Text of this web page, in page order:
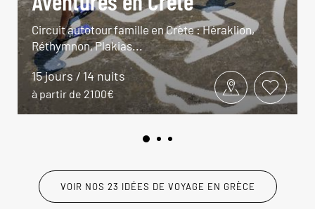
Circuit autotour famille en Crète : Héraklion,
Réthymnon, Plakias...
15 jours / 14 nuits
à partir de 2100€
VOIR NOS 23 IDÉES DE VOYAGE EN GRÈCE